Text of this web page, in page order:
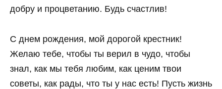
добру и процветанию. Будь счастлив!
С днем рождения, мой дорогой крестник!
Желаю тебе, чтобы ты верил в чудо, чтобы
знал, как мы тебя любим, как ценим твои
советы, как рады, что ты у нас есть! Пусть жизнь